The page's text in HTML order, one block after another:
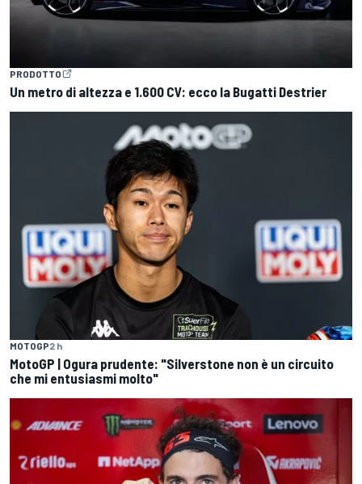
PRODOTTO
Un metro di altezza e 1.600 CV: ecco la Bugatti Destrier
MOTOGP2 h
MotoGP | Ogura prudente: "Silverstone non è un circuito
che mi entusiasmi molto"